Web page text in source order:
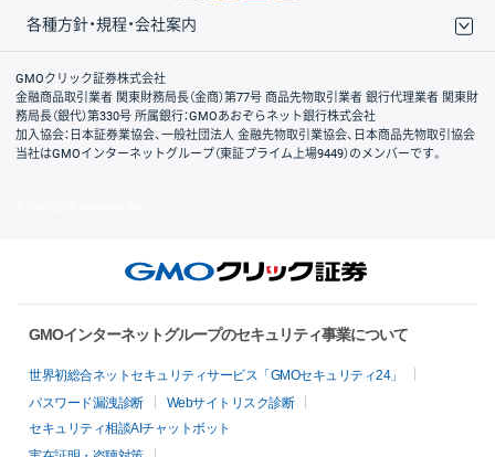
各種方針・規程・会社案内
取引規程・約款
サイトマップ
その他のご案内
個人情報保護方針
最良執行方針
サイトのご利用について
ディスクレイマー
信託保全
リスク説明
会社案内
GMOクリック証券株式会社
金融商品取引業者 関東財務局長（金商）第77号 商品先物取引業者 銀行代理業者 関東財
務局長（銀代）第330号 所属銀行：GMOあおぞらネット銀行株式会社
加入協会：日本証券業協会、一般社団法人 金融先物取引業協会、日本商品先物取引協会
当社はGMOインターネットグループ（東証プライム上場9449）のメンバーです。
GMOインターネットグループのセキュリティ事業について
世界初総合ネットセキュリティサービス「GMOセキュリティ24」
パスワード漏洩診断
Webサイトリスク診断
セキュリティ相談AIチャットボット